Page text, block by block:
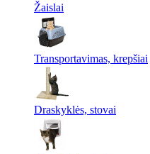
Žaislai
Transportavimas, krepšiai
Draskyklės, stovai